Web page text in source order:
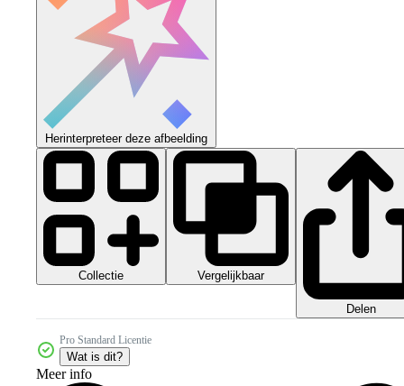
Herinterpreteer deze afbeelding
Collectie Vergelijkbaar
Delen
Pro Standard Licentie
Wat is dit?
Meer info